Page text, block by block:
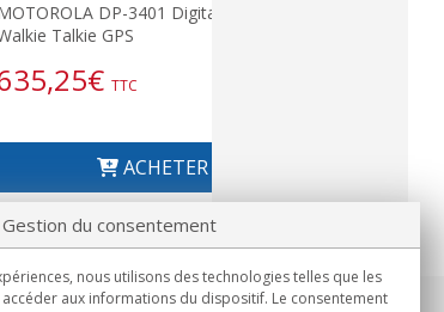
DP-3401 Digital UHF
Talkie GPS
€ TTC
ACHETER
Gestion du consentement
nous utilisons des technologies telles que les
aux informations du dispositif. Le consentement